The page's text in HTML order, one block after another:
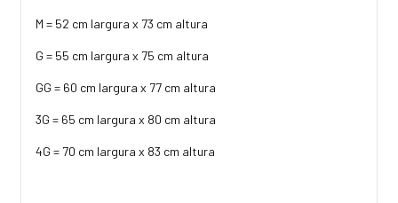
M = 52 cm largura x 73 cm altura
G = 55 cm largura x 75 cm altura
GG = 60 cm largura x 77 cm altura
3G = 65 cm largura x 80 cm altura
4G = 70 cm largura x 83 cm altura